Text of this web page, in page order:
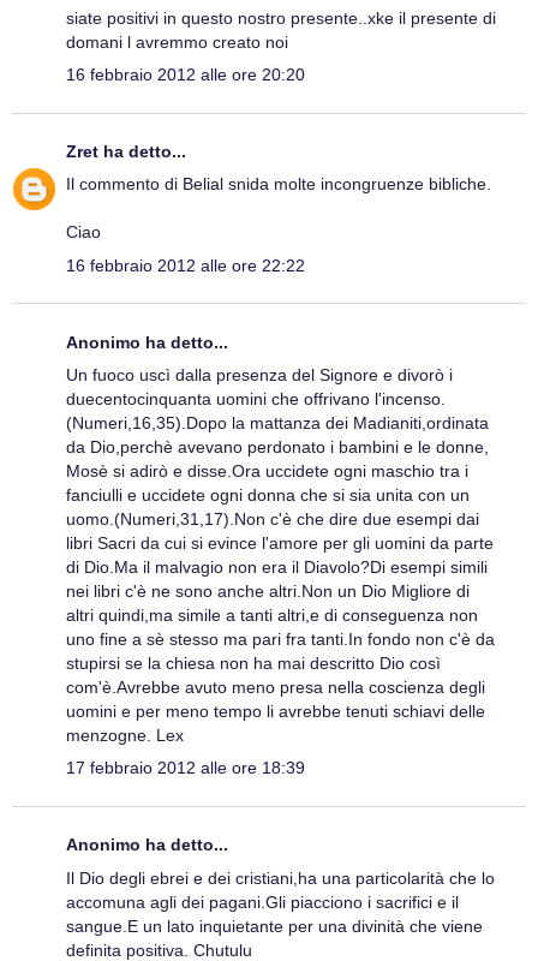
siate positivi in questo nostro presente..xke il presente di
domani l avremmo creato noi
16 febbraio 2012 alle ore 20:20
Zret ha detto...
Il commento di Belial snida molte incongruenze bibliche.
Ciao
16 febbraio 2012 alle ore 22:22
Anonimo ha detto...
Un fuoco uscì dalla presenza del Signore e divorò i
duecentocinquanta uomini che offrivano l'incenso.
(Numeri,16,35).Dopo la mattanza dei Madianiti,ordinata
da Dio,perchè avevano perdonato i bambini e le donne,
Mosè si adirò e disse.Ora uccidete ogni maschio tra i
fanciulli e uccidete ogni donna che si sia unita con un
uomo.(Numeri,31,17).Non c'è che dire due esempi dai
libri Sacri da cui si evince l'amore per gli uomini da parte
di Dio.Ma il malvagio non era il Diavolo?Di esempi simili
nei libri c'è ne sono anche altri.Non un Dio Migliore di
altri quindi,ma simile a tanti altri,e di conseguenza non
uno fine a sè stesso ma pari fra tanti.In fondo non c'è da
stupirsi se la chiesa non ha mai descritto Dio così
com'è.Avrebbe avuto meno presa nella coscienza degli
uomini e per meno tempo li avrebbe tenuti schiavi delle
menzogne. Lex
17 febbraio 2012 alle ore 18:39
Anonimo ha detto...
Il Dio degli ebrei e dei cristiani,ha una particolarità che lo
accomuna agli dei pagani.Gli piacciono i sacrifici e il
sangue.E un lato inquietante per una divinità che viene
definita positiva. Chutulu